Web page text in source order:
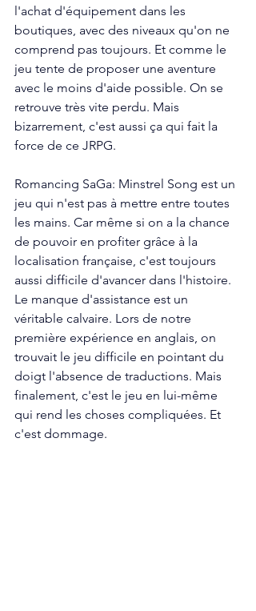
l'achat d'équipement dans les
boutiques, avec des niveaux qu'on ne
comprend pas toujours. Et comme le
jeu tente de proposer une aventure
avec le moins d'aide possible. On se
retrouve très vite perdu. Mais
bizarrement, c'est aussi ça qui fait la
force de ce JRPG.
Romancing SaGa: Minstrel Song est un
jeu qui n'est pas à mettre entre toutes
les mains. Car même si on a la chance
de pouvoir en profiter grâce à la
localisation française, c'est toujours
aussi difficile d'avancer dans l'histoire.
Le manque d'assistance est un
véritable calvaire. Lors de notre
première expérience en anglais, on
trouvait le jeu difficile en pointant du
doigt l'absence de traductions. Mais
finalement, c'est le jeu en lui-même
qui rend les choses compliquées. Et
c'est dommage.